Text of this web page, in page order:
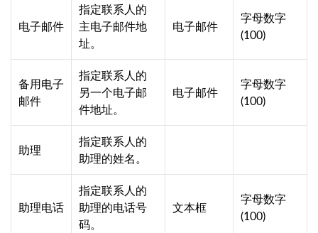
电子邮件
指定联系人的
主电子邮件地
址。
电子邮件
字母数字
(100)
备用电子
邮件
指定联系人的
另一个电子邮
件地址。
电子邮件
字母数字
(100)
助理
指定联系人的
助理的姓名。
助理电话
指定联系人的
助理的电话号
码。
文本框
字母数字
(100)